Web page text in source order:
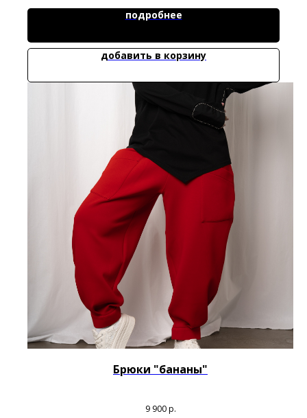
подробнее
добавить в корзину
Брюки "бананы"
9 900 р.